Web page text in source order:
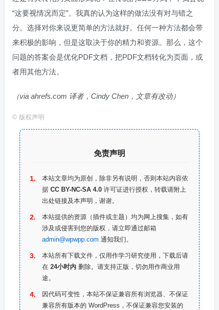
“这要视情况而定”。我真的认为这样的做法没有对与错之
分。选择对你来说更简单的方法就好。任何一种方法都会带
来积极的影响，但是这取决于你的精力和资源。那么，这个
问题的答案会是优化PDF文档，把PDF文档转化为页面，或
者用其他方法。
（via ahrefs.com 译者，Cindy Chen，文章有改动）
© 版权声明
免责声明
本站文章均为原创，除非另有说明，否则本站内容依
据 CC BY-NC-SA 4.0 许可证进行授权，转载请附上
出处链接及本声明，谢谢。
本站提供的资源（插件或主题）均为网上搜集，如有
涉及或侵害到您的版权，请立即通过邮箱
admin@wpwpp.com 通知我们。
本站所有下载文件，仅用作学习研究使用，下载后请
在 24小时内 删除。请支持正版，切勿用作商业用
途。
因代码可变性，本站不保证兼容所有浏览器、不保证
兼容所有版本的 WordPress，不保证兼容您安装的